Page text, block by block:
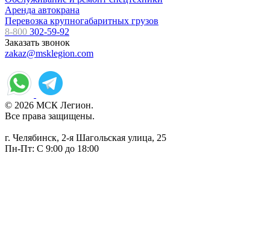
Аренда автокрана
Перевозка крупногабаритных грузов
8-800 302-59-92
Заказать звонок
zakaz@msklegion.com
© 2026 МСК Легион.
Все права защищены.
г. Челябинск, 2-я Шагольская улица, 25
Пн-Пт: С 9:00 до 18:00